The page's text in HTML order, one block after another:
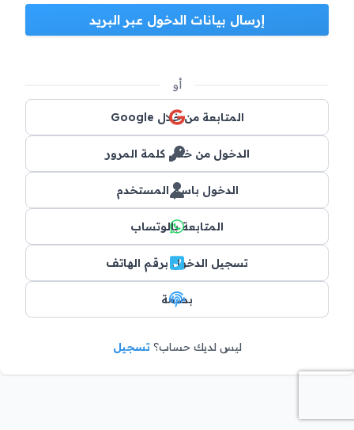
أو
المتابعة من خلال Google
الدخول من خلال كلمة المرور
الدخول باسم المستخدم
المتابعة بالوتساب
تسجيل الدخول برقم الهاتف
بصمة
ليس لديك حساب؟ تسجيل